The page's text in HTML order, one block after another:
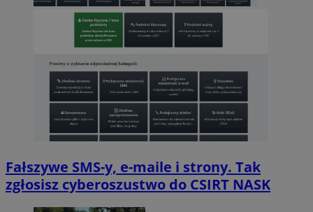
Fałszywe SMS-y, e-maile i strony. Tak
zgłosisz cyberoszustwo do CSIRT NASK